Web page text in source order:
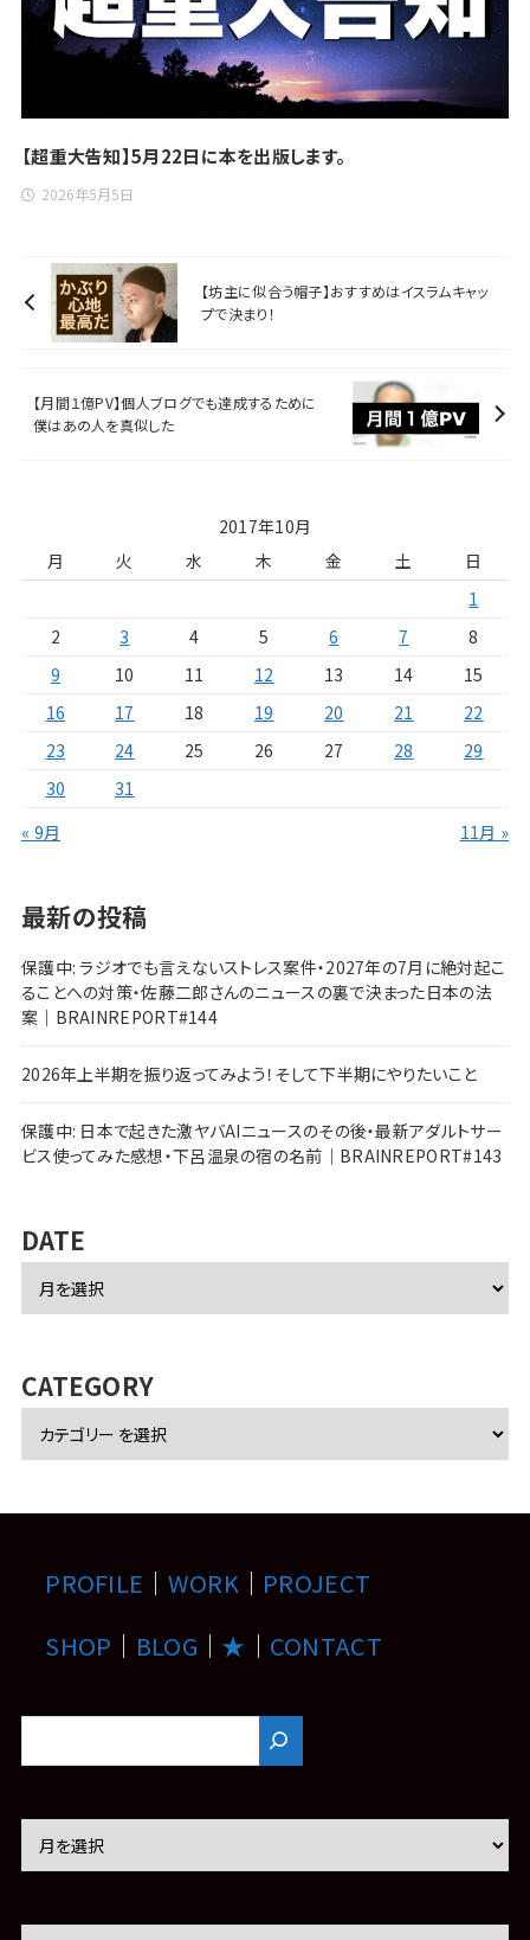
【超重大告知】5月22日に本を出版します。
2026年5月5日
【坊主に似合う帽子】おすすめはイスラムキャッ
プで決まり！
【月間１億PV】個人ブログでも達成するために
僕はあの人を真似した
2017年10月
月
火 水 木 金 土
日
1
2
3 4 5 6 7
8
9
10 11 12 13 14
15
16
17 18 19 20 21
22
23
24 25 26 27 28
29
30
31
« 9月
11月 »
最新の投稿
保護中: ラジオでも言えないストレス案件・2027年の7月に絶対起こ
ることへの対策・佐藤二郎さんのニュースの裏で決まった日本の法
案｜BRAINREPORT#144
2026年上半期を振り返ってみよう！そして下半期にやりたいこと
保護中: 日本で起きた激ヤバAIニュースのその後・最新アダルトサー
ビス使ってみた感想・下呂温泉の宿の名前｜BRAINREPORT#143
DATE
カ
ブ
CATEGORY
PROFILE ｜ WORK ｜ PROJECT
SHOP ｜ BLOG ｜ ★ ｜ CONTACT
カ
ブ